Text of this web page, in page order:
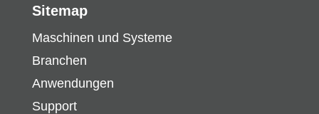
Sitemap
Maschinen und Systeme
Branchen
Anwendungen
Support